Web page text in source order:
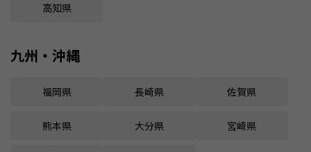
高知県
九州・沖縄
福岡県 長崎県 佐賀県
熊本県 大分県 宮崎県